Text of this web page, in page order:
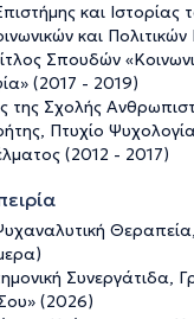
και Ιστορίας
και
Σπουδών
(2017 - 2019)
της Σχολής
Πτυχίο
(2012 - 2017)
Θεραπεία,
Συνεργάτιδα,
(2026)